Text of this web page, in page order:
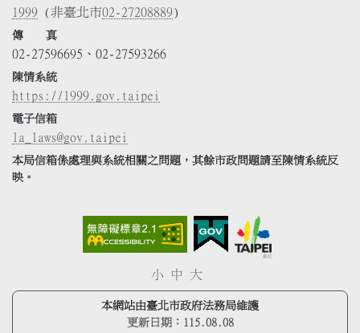
1999 (非臺北市02-27208889)
傳 真
02-27596695、02-27593266
陳情系統
https://1999.gov.taipei
電子信箱
la_laws@gov.taipei
本局信箱係處理與系統相關之問題，其餘市政問題請至陳情系統反
映。
小 中 大
本網站由臺北市政府法務局維護
更新日期： 115.08.08